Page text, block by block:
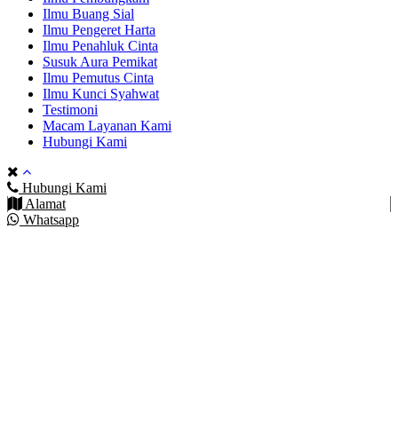
Ilmu Buang Sial
Ilmu Pengeret Harta
Ilmu Penahluk Cinta
Susuk Aura Pemikat
Ilmu Pemutus Cinta
Ilmu Kunci Syahwat
Testimoni
Macam Layanan Kami
Hubungi Kami
Hubungi Kami
Alamat
Whatsapp